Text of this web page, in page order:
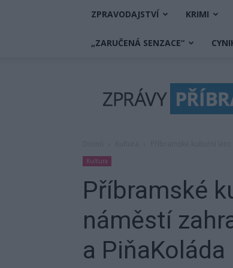
ZPRAVODAJSTVÍ KRIMI
„ZARUČENÁ SENZACE“
Příbram
Kultura
Příbramské
náměstí
a PiňaKoláda